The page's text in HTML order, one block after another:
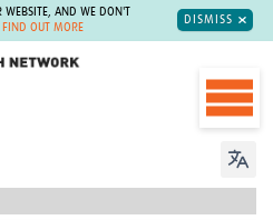
WEBSITE, AND WE DON'T
FIND OUT MORE
DISMISS